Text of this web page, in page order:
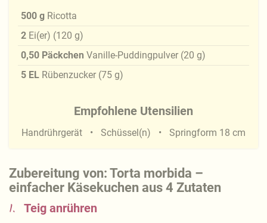
Zubereitung von: Torta morbida –
einfacher Käsekuchen aus 4 Zutaten
1. Teig anrühren
500 g Ricotta
2 Ei(er) (120 g)
0,50 Päckchen Vanille-Puddingpulver (20 g)
5 EL Rübenzucker (75 g)
Empfohlene Utensilien
Handrührgerät Schüssel(n) Springform 18 cm